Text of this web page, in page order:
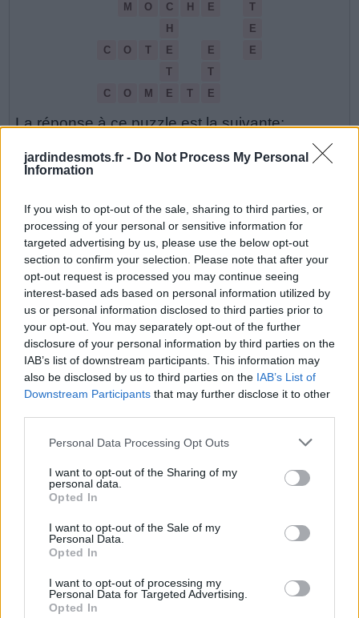
jardindesmots.fr - Do Not Process My Personal
Information
If you wish to opt-out of the sale, sharing to third parties, or
processing of your personal or sensitive information for
targeted advertising by us, please use the below opt-out
section to confirm your selection. Please note that after your
opt-out request is processed you may continue seeing
interest-based ads based on personal information utilized by
us or personal information disclosed to third parties prior to
your opt-out. You may separately opt-out of the further
disclosure of your personal information by third parties on the
IAB’s list of downstream participants. This information may
also be disclosed by us to third parties on the IAB’s List of
Downstream Participants that may further disclose it to other
Personal Data Processing Opt Outs
I want to opt-out of the Sharing of my
personal data.
Opted In
I want to opt-out of the Sale of my
Personal Data.
Opted In
I want to opt-out of processing my
Personal Data for Targeted Advertising.
Opted In
M
O C H E
T
H
E
C
O T E E
E
T
T
C
O M E T E
La réponse à ce puzzle est la suivante:
C O M E T
E
C
O T
C
O T E
E
E
T
E
M
O C H
E
M
O C H E T E